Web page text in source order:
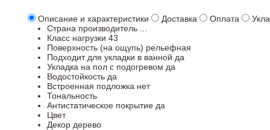
Описание и характеристики Доставка Оплата
Страна производитель
Класс нагрузки 43
Поверхность (на ощупь) рельефная
Подходит для укладки в ванной да
Укладка на пол c подогревом да
Водостойкость да
Встроенная подложка нет
Тональность
Антистатическое покрытие да
Цвет
Декор дерево